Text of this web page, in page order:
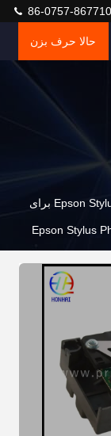
86-0757-
حالا حرف بزن
Epson Stylus Printhead برای
Epson Stylus